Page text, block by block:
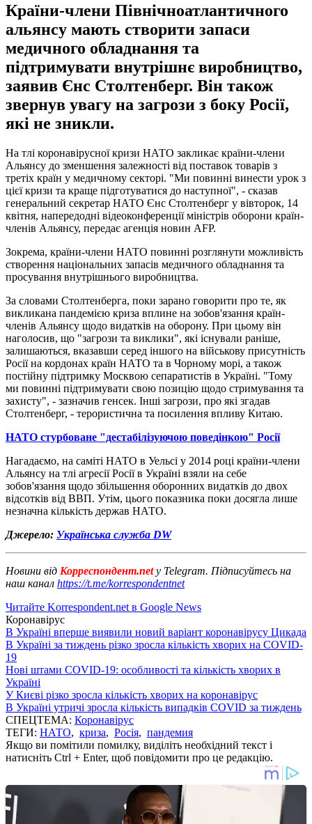
Країни-члени Північноатлантичного
альянсу мають створити запаси
медичного обладнання та
підтримувати внутрішнє виробництво,
заявив Єнс Столтенберг. Він також
звернув увагу на загрози з боку Росії,
які не зникли.
На тлі коронавірусної кризи НАТО закликає країни-члени
Альянсу до зменшення залежності від поставок товарів з
третіх країн у медичному секторі. "Ми повинні винести урок з
цієї кризи та краще підготуватися до наступної", - сказав
генеральний секретар НАТО Єнс Столтенберг у вівторок, 14
квітня, напередодні відеоконференції міністрів оборони країн-
членів Альянсу, передає агенція новин AFP.
Зокрема, країни-члени НАТО повинні розглянути можливість
створення національних запасів медичного обладнання та
просування внутрішнього виробництва.
За словами Столтенберга, поки зарано говорити про те, як
викликана пандемією криза вплине на зобов'язання країн-
членів Альянсу щодо видатків на оборону. При цьому він
наголосив, що "загрози та виклики", які існували раніше,
залишаються, вказавши серед іншого на військову присутність
Росії на кордонах країн НАТО та в Чорному морі, а також
постійну підтримку Москвою сепаратистів в Україні. "Тому
ми повинні підтримувати свою позицію щодо стримування та
захисту", - зазначив генсек. Інші загрози, про які згадав
Столтенберг, - терористична та посилення впливу Китаю.
НАТО стурбоване "дестабілізуючою поведінкою" Росії
Нагадаємо, на саміті НАТО в Уельсі у 2014 році країни-члени
Альянсу на тлі агресії Росії в Україні взяли на себе
зобов'язання щодо збільшення оборонних видатків до двох
відсотків від ВВП. Утім, цього показника поки досягла лише
незначна кількість держав НАТО.
Джерело: Українська служба DW
Новини від Корреспондент.net у Telegram. Підписуйтесь на
наш канал https://t.me/korrespondentnet
Читайте Korrespondent.net в Google News
Коронавірус
В Україні вперше виявили новий варіант коронавірусу Цикада
В Україні за тиждень різко зросла кількість хворих на COVID-
19
Нові штами COVID-19: особливості та кількість хворих в
Україні
У Києві різко зросла кількість хворих на коронавірус
В Україні утричі зросла кількість випадків COVID за тиждень
СПЕЦТЕМА: Коронавірус
ТЕГИ: НАТО, криза, Росія, пандемия
Якщо ви помітили помилку, виділіть необхідний текст і
натисніть Ctrl + Enter, щоб повідомити про це редакцію.